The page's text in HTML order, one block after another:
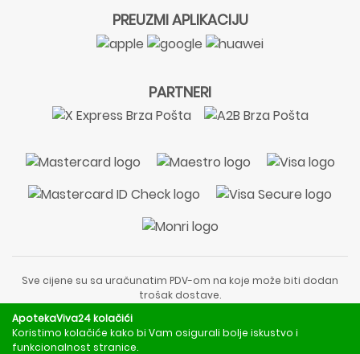
PREUZMI APLIKACIJU
PARTNERI
Sve cijene su sa uračunatim PDV-om na koje može biti dodan
trošak dostave.
liječnički pregled ili savjet farmaceuta.
Za obavijesti o mjerama opreza, rizicima i nuspojavama
ApotekaViva24 kolačići
Koristimo kolačiće kako bi Vam osigurali bolje iskustvo i
funkcionalnost stranice.